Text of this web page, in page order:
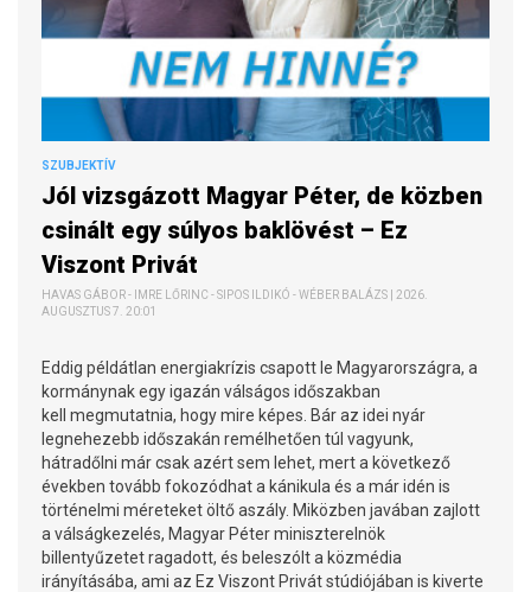
SZUBJEKTÍV
Jól vizsgázott Magyar Péter, de közben
csinált egy súlyos baklövést – Ez
Viszont Privát
HAVAS GÁBOR - IMRE LŐRINC - SIPOS ILDIKÓ - WÉBER BALÁZS | 2026.
AUGUSZTUS 7. 20:01
Eddig példátlan energiakrízis csapott le Magyarországra, a
kormánynak egy igazán válságos időszakban
kell megmutatnia, hogy mire képes. Bár az idei nyár
legnehezebb időszakán remélhetően túl vagyunk,
hátradőlni már csak azért sem lehet, mert a következő
években tovább fokozódhat a kánikula és a már idén is
történelmi méreteket öltő aszály. Miközben javában zajlott
a válságkezelés, Magyar Péter miniszterelnök
billentyűzetet ragadott, és beleszólt a közmédia
irányításába, ami az Ez Viszont Privát stúdiójában is kiverte